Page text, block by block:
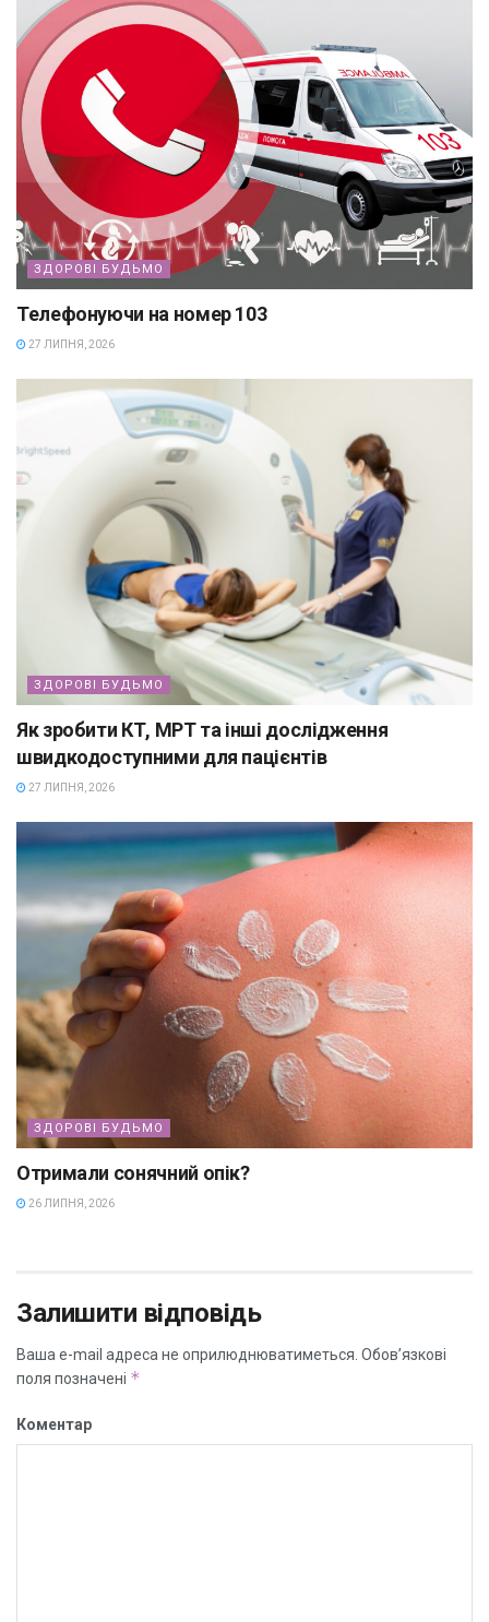
ЗДОРОВІ БУДЬМО
Телефонуючи на номер 103
27 ЛИПНЯ, 2026
ЗДОРОВІ БУДЬМО
Як зробити КТ, МРТ та інші дослідження
швидкодоступними для пацієнтів
27 ЛИПНЯ, 2026
ЗДОРОВІ БУДЬМО
Отримали сонячний опік?
26 ЛИПНЯ, 2026
Залишити відповідь
Ваша e-mail адреса не оприлюднюватиметься. Обов’язкові
поля позначені *
Коментар